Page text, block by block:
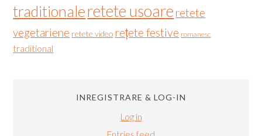
traditionaleretete usoare retete
vegetariene retete video rețete festive romanesc
traditional
INREGISTRARE & LOG-IN
Log in